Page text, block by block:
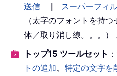
送信
｜ スーパーフィ
（太字のフォントを持
体／取り消し線。。。）
トップ15 ツールセット ：
トの追加
特定の文字を